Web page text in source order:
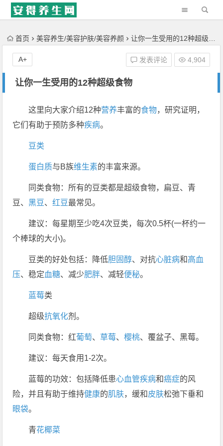
'); })();
首页 美容养生/美容护肤/美容养颜 让你一生受用的12种超级食物
让你一生受用的12种超级食物
发表评论 4,904
A+
这里向大家介绍12种营养丰富的食物，研究证明，
它们有助于预防多种疾病。
豆类
蛋白质与B族维生素的丰富来源。
同类食物：所有的豆类都是超级食物，扁豆、青
豆、黑豆 、红豆最常见。
建议：每星期至少吃4次豆类，每次0.5杯(一杯约一
个棒球的大小)。
豆类的好处包括：降低胆固醇、对抗心脏病和高血
压、稳定血糖、减少肥胖、减轻便秘。
蓝莓类
超级抗氧化剂。
同类食物：红葡萄、 草莓、樱桃、覆盆子、黑莓。
建议：每天食用1-2次。
蓝莓的功效：包括降低患心血管疾病和癌症的风
险，并且有助于维持健康的肌肤，缓和皮肤松弛下垂和
眼袋。
青花椰菜